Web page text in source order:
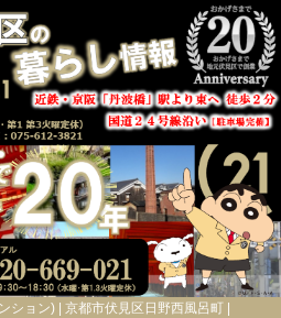
ョン) | 京都市伏見区日野西風呂町 |